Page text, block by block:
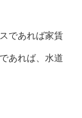
であれば家賃
あれば、水道